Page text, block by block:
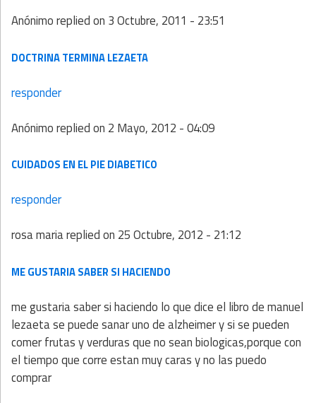
Anónimoreplied on 3 Octubre, 2011 - 23:51
DOCTRINA TERMINA LEZAETA
responder
Anónimoreplied on 2 Mayo, 2012 - 04:09
CUIDADOS EN EL PIE DIABETICO
responder
rosa mariareplied on 25 Octubre, 2012 - 21:12
ME GUSTARIA SABER SI HACIENDO
me gustaria saber si haciendo lo que dice el libro de manuel
lezaeta se puede sanar uno de alzheimer y si se pueden
comer frutas y verduras que no sean biologicas,porque con
el tiempo que corre estan muy caras y no las puedo
comprar